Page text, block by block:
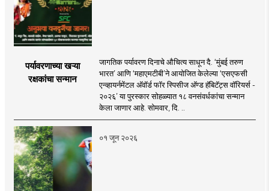
पर्यावरणाच्या खऱ्या
रक्षकांचा सन्मान
जागतिक पर्यावरण दिनाचे औचित्य साधून दै. ‘मुंबई तरुण
भारत’ आणि ‘महाएमटीबी’ने आयोजित केलेल्या ‘एसएफसी
एन्व्हायर्नमेंटल अ‍ॅवॉर्ड फॉर स्पिसीज अ‍ॅण्ड हॅबिटॅट्स वॉरियर्स -
२०२६’ या पुरस्कार सोहळ्यात १८ वनसंवर्धकांचा सन्मान
केला जाणार आहे. सोमवार, दि. ..
०१ जून २०२६